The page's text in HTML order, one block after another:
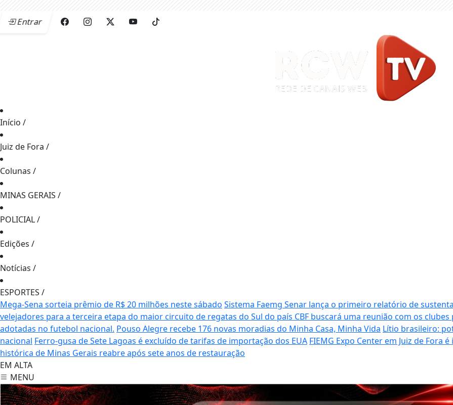
Entrar
Início /
Juiz de Fora /
Colunas /
MINAS GERAIS /
POLICIAL/
Edições /
Notícias /
ESPORTES /
Mega-Sena sorteia prêmio de R$ 20 milhões neste sábado Sistema Faemg Senar lança o primeiro relatório de
velejadores para a terceira etapa do maior circuito de regatas do Sul do país CBF buscará uma reunião com os
adotadas no futebol nacional. Pouso Alegre recebe 176 novas moradias do Minha Casa, Minha Vida Lítio brasileiro:
nacional Ferro-gusa de Sete Lagoas é excluído de tarifas de importação dos EUA FIEMG Expo Center em Juiz de Fora
histórica de Minas Gerais reabre após sete anos de restauração
EM ALTA
MENU